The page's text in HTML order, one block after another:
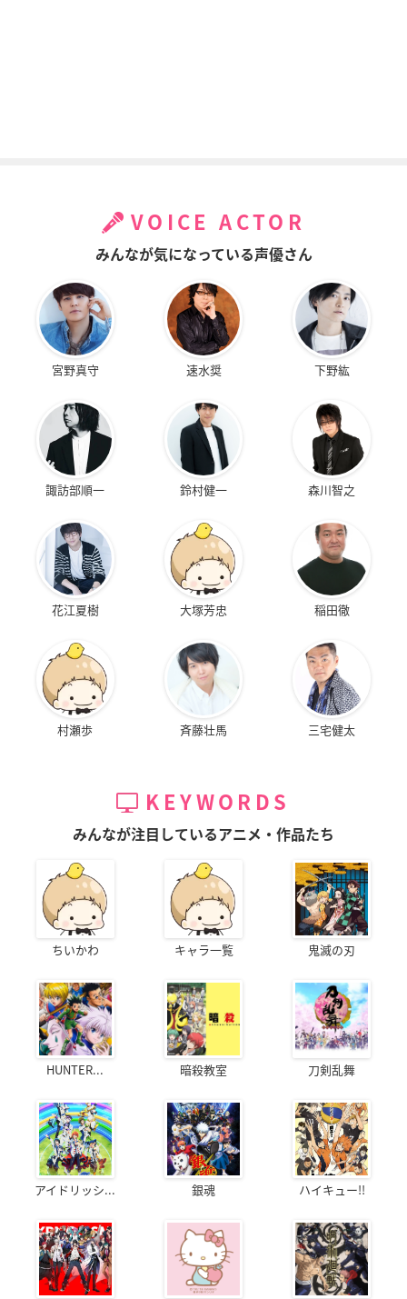
VOICE ACTOR
みんなが気になっている声優さん
宮野真守 速水奨 下野紘
諏訪部順一 鈴村健一 森川智之
花江夏樹 大塚芳忠 稲田徹
村瀬歩 斉藤壮馬 三宅健太
KEYWORDS
みんなが注目しているアニメ・作品たち
ちいかわ キャラ一覧 鬼滅の刃
HUNTER... 暗殺教室 刀剣乱舞
アイドリッシ... 銀魂 ハイキュー!!